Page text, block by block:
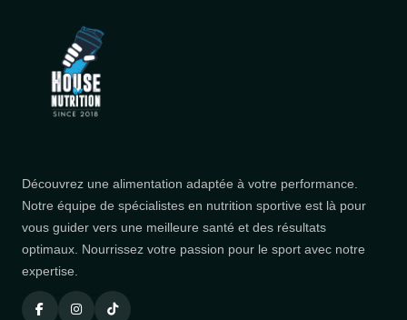
Découvrez une alimentation adaptée à votre performance.
Notre équipe de spécialistes en nutrition sportive est là pour
vous guider vers une meilleure santé et des résultats
optimaux. Nourrissez votre passion pour le sport avec notre
expertise.